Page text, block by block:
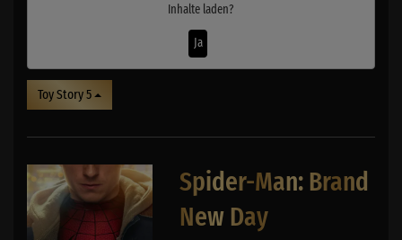
Inhalte laden?
Ja
Toy Story 5
Spider-Man: Brand
New Day